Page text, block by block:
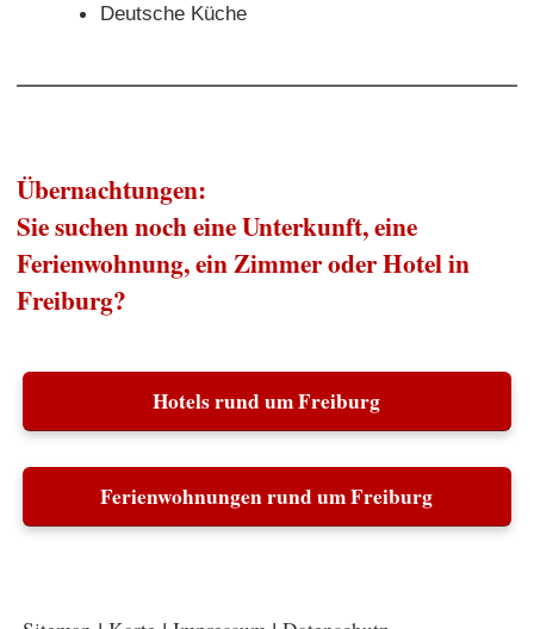
Deutsche Küche
Übernachtungen:
Sie suchen noch eine Unterkunft, eine
Ferienwohnung, ein Zimmer oder Hotel in
Freiburg?
Hotels rund um Freiburg
Ferienwohnungen rund um Freiburg